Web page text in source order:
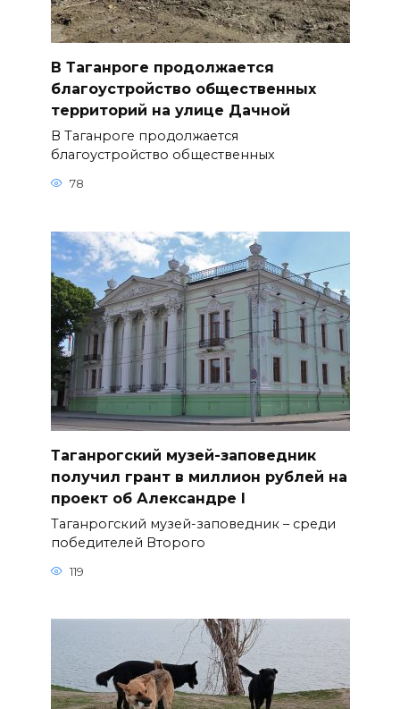
В Таганроге продолжается
благоустройство общественных
территорий на улице Дачной
В Таганроге продолжается
благоустройство общественных
78
Таганрогский музей-заповедник
получил грант в миллион рублей на
проект об Александре I
Таганрогский музей-заповедник – среди
победителей Второго
119